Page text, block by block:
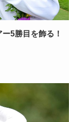
5勝目を飾る！